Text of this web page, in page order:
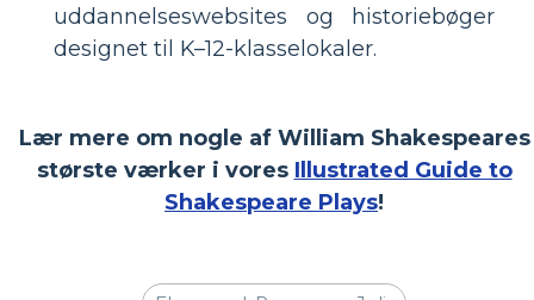
uddannelseswebsites og historiebøger
designet til K–12-klasselokaler.
Lær mere om nogle af William Shakespeares
største værker i vores Illustrated Guide to
Shakespeare Plays!